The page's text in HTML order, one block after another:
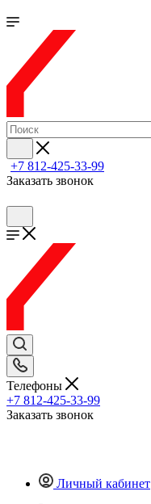
+7 812-425-33-99
Заказать звонок
Телефоны
+7 812-425-33-99
Заказать звонок
Личный кабинет